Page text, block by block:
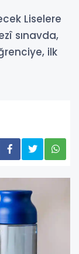
Liselere
sınavda,
ilk